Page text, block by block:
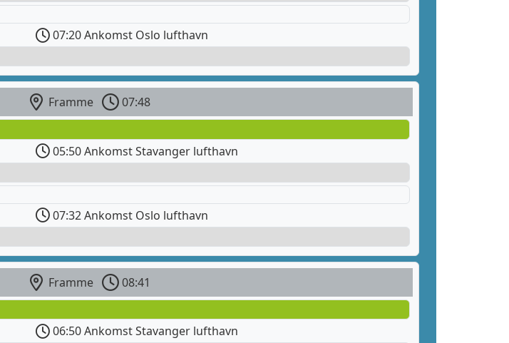
07:20 Ankomst Oslo lufthavn
Framme
07:48
05:50 Ankomst Stavanger lufthavn
07:32 Ankomst Oslo lufthavn
Framme
08:41
06:50 Ankomst Stavanger lufthavn